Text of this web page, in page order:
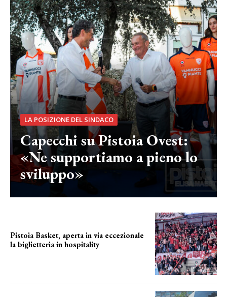
LA POSIZIONE DEL SINDACO
Capecchi su Pistoia Ovest:
«Ne supportiamo a pieno lo
sviluppo»
Pistoia Basket, aperta in via eccezionale
la biglietteria in hospitality